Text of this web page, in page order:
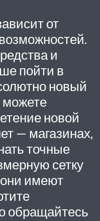
от
и
пойти в
новый
можете
новой
— магазинах,
точные
сетку
имеют
обращайтесь